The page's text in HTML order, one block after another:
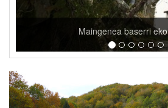
Mendi ibilbideak